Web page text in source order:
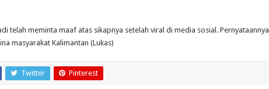
telah meminta maaf atas sikapnya setelah viral di media sosial. Pernyataannya
masyarakat Kalimantan (Lukas)
Twitter Pinterest